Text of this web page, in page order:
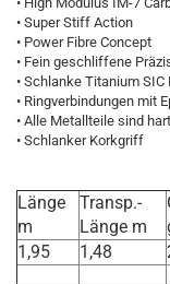
• Super Stiff Action
• Power Fibre Concept
• Fein geschliffene
• Schlanke Titanium
• Ringverbindungen mit
• Alle Metallteile sind
• Schlanker Korkgriff
Länge
m
Transp.-
Länge m
1,95
1,48